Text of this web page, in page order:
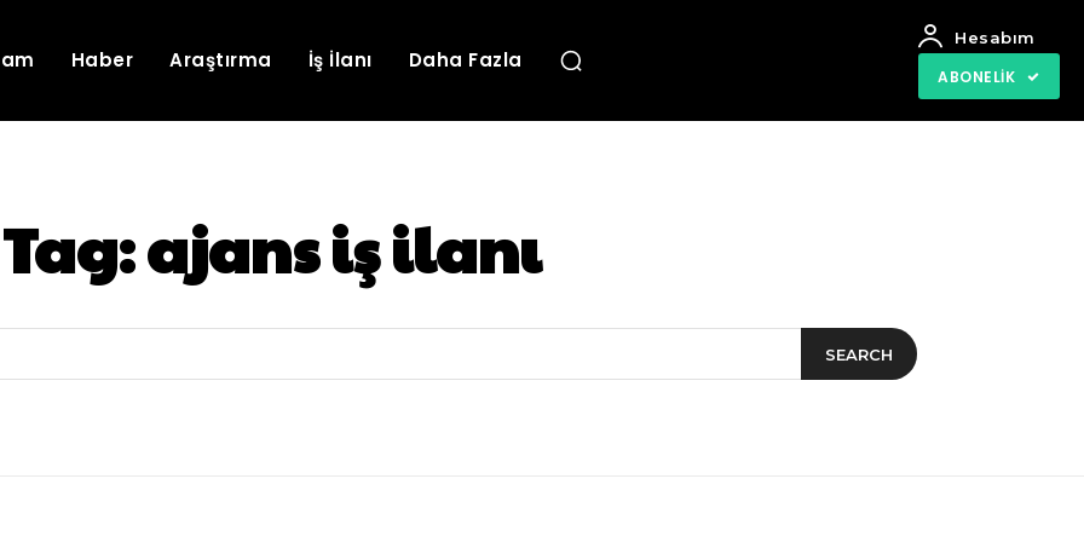
Haber Araştırma İş İlanı Daha Fazla
Hesabım
ABONELIK
Tag:ajans iş ilanı
SEARCH